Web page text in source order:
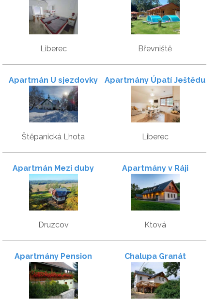
Liberec Břevniště
Apartmán U sjezdovky
Štěpanická Lhota
Apartmány Úpatí Ještědu
Liberec
Apartmán Mezi duby
Druzcov
Apartmány v Ráji
Ktová
Apartmány Pension
Rafael
Chalupa Granát